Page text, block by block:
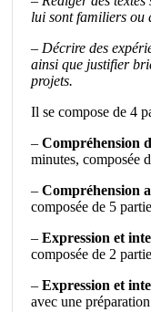
lui sont familiers ou
– Décrire des
ainsi que justifier
projets.
Il se compose de 4
– Compréhension
minutes, composée
– Compréhension
composée de 5
– Expression et
composée de 2
– Expression et
avec une